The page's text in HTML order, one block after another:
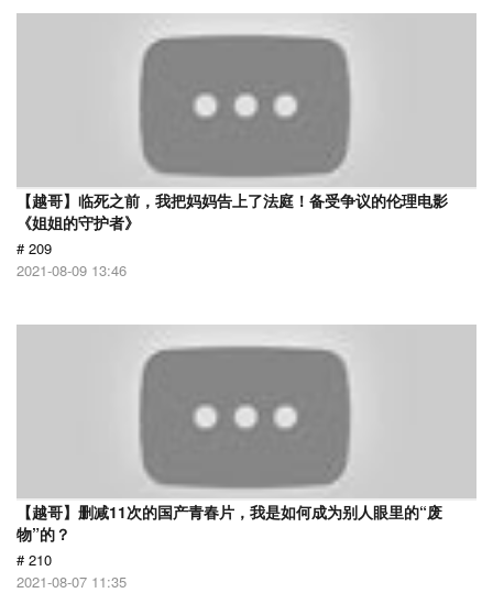
【越哥】临死之前，我把妈妈告上了法庭！备受争议的伦理电影
《姐姐的守护者》
# 209
2021-08-09 13:46
【越哥】删减11次的国产青春片，我是如何成为别人眼里的“废
物”的？
# 210
2021-08-07 11:35